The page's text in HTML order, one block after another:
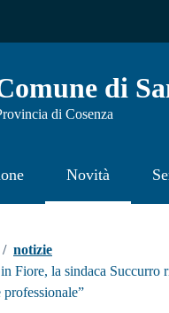
di
di Cosenza
Novità
/ notizie
Fiore, la sindaca
professionale”